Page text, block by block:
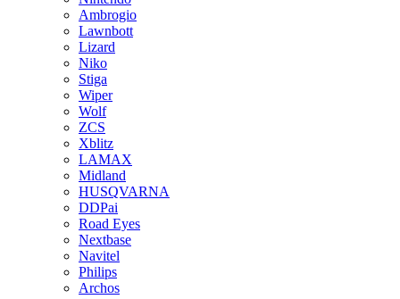
Ambrogio
Lawnbott
Lizard
Niko
Stiga
Wiper
Wolf
ZCS
Xblitz
LAMAX
Midland
HUSQVARNA
DDPai
Road Eyes
Nextbase
Navitel
Philips
Archos